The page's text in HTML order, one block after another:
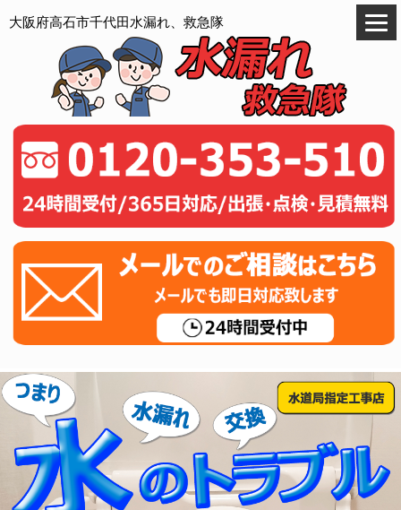
大阪府高石市千代田水漏れ、救急隊